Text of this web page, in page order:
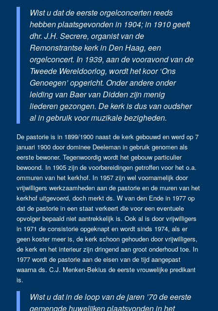
Wist u dat de eerste orgelconcerten reeds
hebben plaatsgevonden in 1904; in 1910 geeft
dhr. J.H. Secrere, organist van de
Remonstrantse kerk in Den Haag, een
orgelconcert. In 1939, aan de vooravond van de
Tweede Wereldoorlog, wordt het koor ‘Ons
Genoegen’ opgericht. Onder andere onder
leiding van Baer van Didden zijn menig
liederen gezongen. De kerk is dus van oudsher
al in gebruik voor muzikale bezigheden.
De pastorie is in 1899/1900 naast de kerk gebouwd en werd op 7
januari 1900 door dominee Deeleman in gebruik genomen als
eerste bewoner. Tegenwoordig wordt het gebouw particulier
bewoond. In 1905 zijn de voorbereidingen getroffen voor het o.a.
ommuren van het kerkhof. In 1957 zijn wel voornamelijk door
vrijwilligers werkzaamheden aan de pastorie en de muren van het
kerkhof uitgevoerd, doch merkt ds. W van den Ende in 1977 op
dat de pastorie in een staat verkeert die voor een eventuele
opvolger bepaald niet aantrekkelijk is. Ook al is door vrijwilligers
in 1971 de consistorie opgeknapt en wordt sinds 1974, als er
geen koster meer is, de kerk schoon gehouden door vrijwilligers,
de kerk en het interieur zijn dringend aan groot onderhoud toe. In
1977 wordt de pastorie aan de eisen van de tijd aangepast
waarna ds. C.J. Menken-Bekius de eerste vrouwelijke predikant
is.
Wist u dat in de loop van de jaren ’70 de eerste
gemengde huwelijken plaatsvonden in het